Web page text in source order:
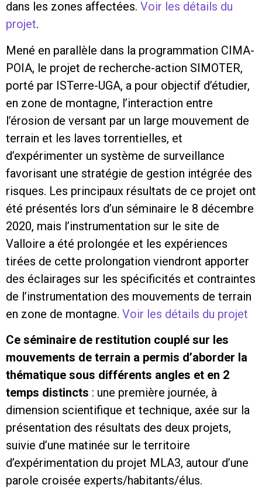
dans les zones affectées. Voir les détails du
projet.
Mené en parallèle dans la programmation CIMA-
POIA, le projet de recherche-action SIMOTER,
porté par ISTerre-UGA, a pour objectif d’étudier,
en zone de montagne, l’interaction entre
l’érosion de versant par un large mouvement de
terrain et les laves torrentielles, et
d’expérimenter un système de surveillance
favorisant une stratégie de gestion intégrée des
risques. Les principaux résultats de ce projet ont
été présentés lors d’un séminaire le 8 décembre
2020, mais l’instrumentation sur le site de
Valloire a été prolongée et les expériences
tirées de cette prolongation viendront apporter
des éclairages sur les spécificités et contraintes
de l’instrumentation des mouvements de terrain
en zone de montagne. Voir les détails du projet
Ce séminaire de restitution couplé sur les
mouvements de terrain a permis d’aborder la
thématique sous différents angles et en 2
temps distincts : une première journée, à
dimension scientifique et technique, axée sur la
présentation des résultats des deux projets,
suivie d’une matinée sur le territoire
d’expérimentation du projet MLA3, autour d’une
parole croisée experts/habitants/élus.